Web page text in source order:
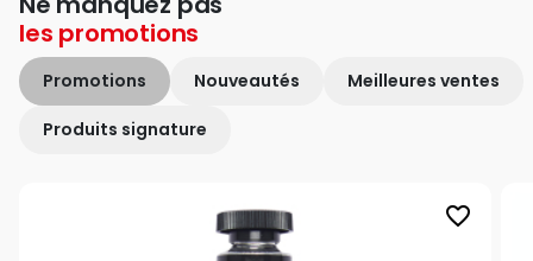
les promotions
Promotions Nouveautés Meilleures ventes
Produits signature
favorite_border